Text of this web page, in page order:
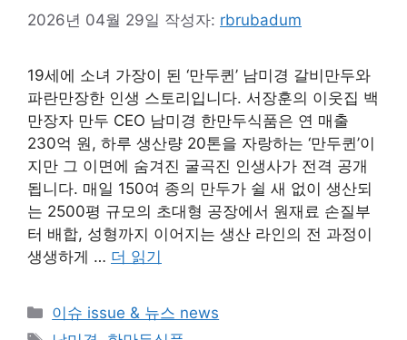
2026년 04월 29일 작성자: rbrubadum
19세에 소녀 가장이 된 ‘만두퀸’ 남미경 갈비만두와
파란만장한 인생 스토리입니다. 서장훈의 이웃집 백
만장자 만두 CEO 남미경 한만두식품은 연 매출
230억 원, 하루 생산량 20톤을 자랑하는 ‘만두퀸’이
지만 그 이면에 숨겨진 굴곡진 인생사가 전격 공개
됩니다. 매일 150여 종의 만두가 쉴 새 없이 생산되
는 2500평 규모의 초대형 공장에서 원재료 손질부
터 배합, 성형까지 이어지는 생산 라인의 전 과정이
생생하게 … 더 읽기
카
테
이슈 issue & 뉴스 news
태